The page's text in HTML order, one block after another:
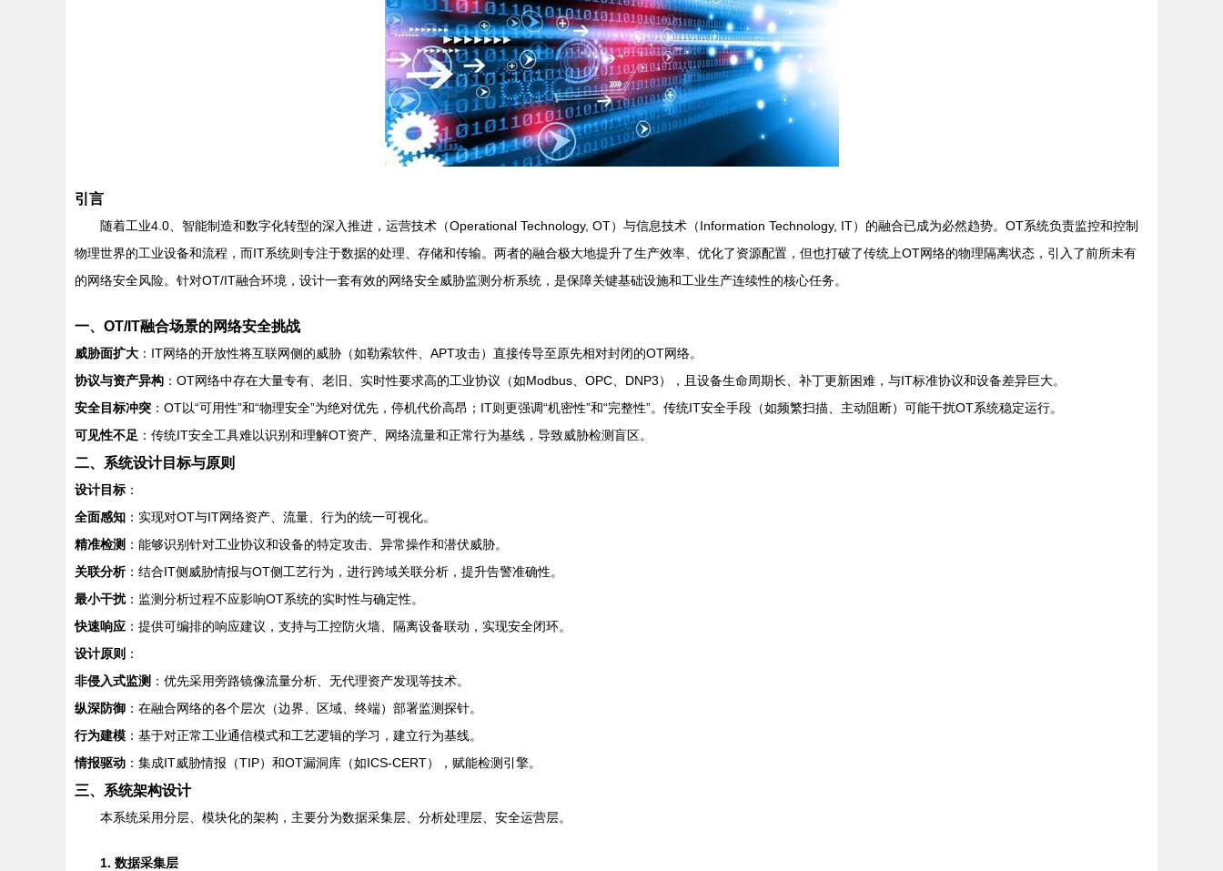
引言
随着工业4.0、智能制造和数字化转型的深入推进，运营技术（Operational Technology, OT）与信息技术（Information Technology, IT）的融合已成为必然趋势。OT系统负责监控和控制
物理世界的工业设备和流程，而IT系统则专注于数据的处理、存储和传输。两者的融合极大地提升了生产效率、优化了资源配置，但也打破了传统上OT网络的物理隔离状态，引入了前所未有
的网络安全风险。针对OT/IT融合环境，设计一套有效的网络安全威胁监测分析系统，是保障关键基础设施和工业生产连续性的核心任务。
一、OT/IT融合场景的网络安全挑战
威胁面扩大 ：IT网络的开放性将互联网侧的威胁（如勒索软件、APT攻击）直接传导至原先相对封闭的OT网络。
协议与资产异构 ：OT网络中存在大量专有、老旧、实时性要求高的工业协议（如Modbus、OPC、DNP3），且设备生命周期长、补丁更新困难，与IT标准协议和设备差异巨大。
安全目标冲突 ：OT以“可用性”和“物理安全”为绝对优先，停机代价高昂；IT则更强调“机密性”和“完整性”。传统IT安全手段（如频繁扫描、主动阻断）可能干扰OT系统稳定运行。
可见性不足 ：传统IT安全工具难以识别和理解OT资产、网络流量和正常行为基线，导致威胁检测盲区。
二、系统设计目标与原则
设计目标 ：
全面感知 ：实现对OT与IT网络资产、流量、行为的统一可视化。
精准检测 ：能够识别针对工业协议和设备的特定攻击、异常操作和潜伏威胁。
关联分析：结合IT侧威胁情报与OT侧工艺行为，进行跨域关联分析，提升告警准确性。
最小干扰：监测分析过程不应影响OT系统的实时性与确定性。
快速响应 ：提供可编排的响应建议，支持与工控防火墙、隔离设备联动，实现安全闭环。
设计原则 ：
非侵入式监测 ：优先采用旁路镜像流量分析、无代理资产发现等技术。
纵深防御 ：在融合网络的各个层次（边界、区域、终端）部署监测探针。
行为建模 ：基于对正常工业通信模式和工艺逻辑的学习，建立行为基线。
情报驱动 ：集成IT威胁情报（TIP）和OT漏洞库（如ICS-CERT），赋能检测引擎。
三、系统架构设计
本系统采用分层、模块化的架构，主要分为数据采集层、分析处理层、安全运营层。
1. 数据采集层